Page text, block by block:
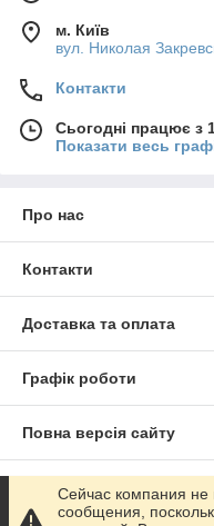
м. Київ
вул. Николая
Контакти
Сьогодні працює з
Показати весь
Про нас
Контакти
Доставка та оплата
Графік роботи
Повна версія сайту
Сайт створено на
Сейчас компания не
сообщения,